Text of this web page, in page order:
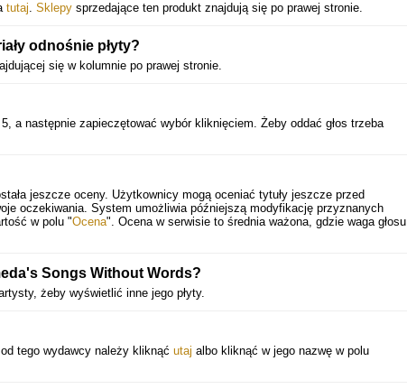
tutaj. Sklepy sprzedające ten produkt znajdują się po prawej stronie.
odnośnie płyty?
się w kolumnie po prawej stronie.
a następnie zapieczętować wybór kliknięciem. Żeby oddać głos trzeba
jeszcze oceny. Użytkownicy mogą oceniać tytuły jeszcze przed
oczekiwania. System umożliwia późniejszą modyfikację przyznanych
w polu "Ocena". Ocena w serwisie to średnia ważona, gdzie waga głosu
Songs Without Words?
żeby wyświetlić inne jego płyty.
tego wydawcy należy kliknąć utaj albo kliknąć w jego nazwę w polu